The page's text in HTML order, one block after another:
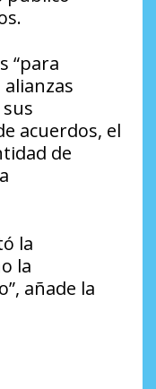
“para
acuerdos, el
de
la
la
añade la